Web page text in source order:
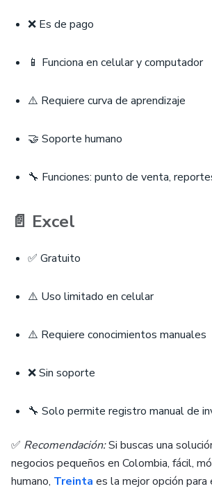
❌ Es de pago
📱 Funciona en celular y computador
⚠️ Requiere curva de aprendizaje
🤝 Soporte humano
🔧 Funciones: punto de venta,
📄 Excel
✅ Gratuito
⚠️ Uso limitado en celular
⚠️ Requiere conocimientos manuales
❌ Sin soporte
🔧 Solo permite registro manual de
✅ Recomendación:Si buscas una
negocios pequeños en Colombia, fácil,
humano, Treinta es la mejor opción para